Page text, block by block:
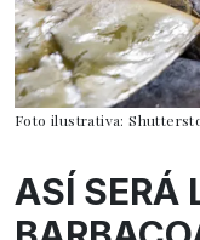
Foto ilustrativa:
ASÍ SERÁ